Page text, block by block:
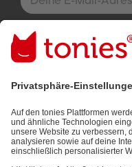
Mit dem Absenden
auf den von dir
informationen) und den
Datenschutzbestimmungen.